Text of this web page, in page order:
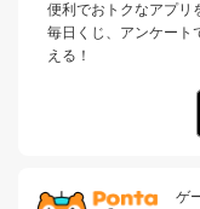
便利でおトクなアプリ
毎日くじ、アンケート
える！
ゲ